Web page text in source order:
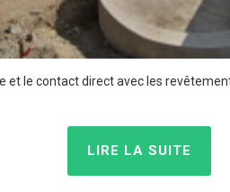
le contact direct avec les
LIRE LA SUITE